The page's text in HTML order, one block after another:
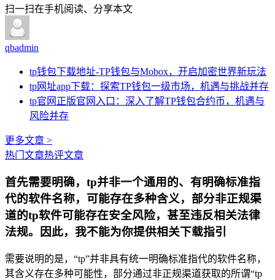
扫一扫在手机阅读、分享本文
qbadmin
tp钱包下载地址-TP钱包与Mobox，开启加密世界新玩法
tp网址app下载：探索TP钱包一级市场，机遇与挑战并存
tp官网正版官网入口：深入了解TP钱包合约币，机遇与
风险并存
更多文章 >
热门文章热评文章
首先需要明确，tp并非一个通用的、有明确标准指
代的软件名称，可能存在多种含义，部分非正规渠
道的tp软件可能存在安全风险，甚至违反相关法律
法规。因此，我不能为你提供相关下载指引
需要说明的是，“tp”并非具有统一明确标准指代的软件名称，
其含义存在多种可能性，部分通过非正规渠道获取的所谓“tp